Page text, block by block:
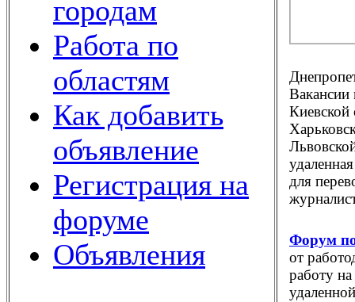
городам
Работа по
областям
Как добавить
объявление
Регистрация на
форуме
Объявления
Вакансии
Киевской
для
Форум
от
работу